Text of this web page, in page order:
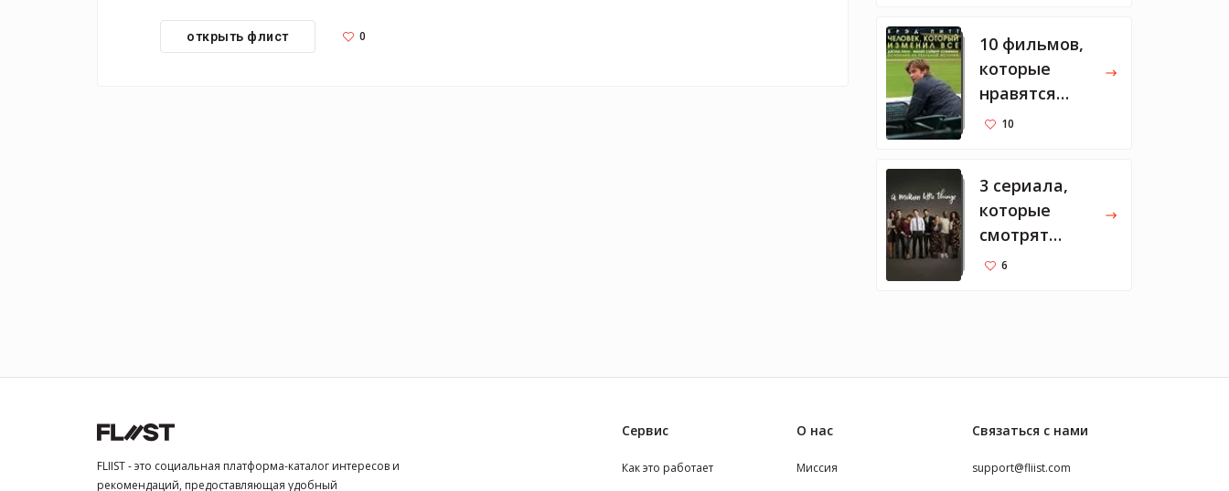
открыть флист 0
10 фильмов,
которые
нравятся
Марку
10
3 сериала,
которые
смотрят
Мелинда и
6
FLIIST - это социальная платформа-каталог интересов и
рекомендаций, предоставляющая удобный
Сервис
Как это работает
О нас
Миссия
Связаться с нами
support@fliist.com